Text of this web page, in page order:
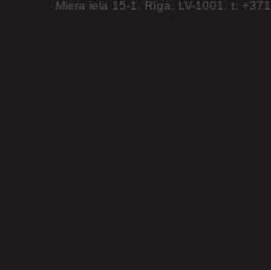
Miera iela 15-1, Rīga, LV-1001, t: